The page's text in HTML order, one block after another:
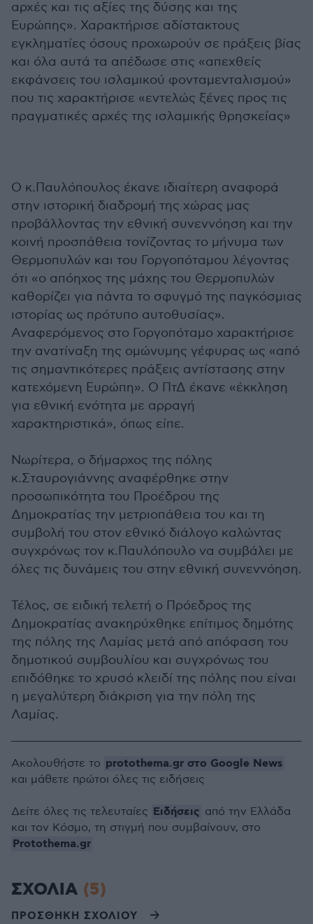
αρχές και τις αξίες της δύσης και της
Ευρώπης». Χαρακτήρισε αδίστακτους
εγκληματίες όσους προχωρούν σε πράξεις βίας
και όλα αυτά τα απέδωσε στις «απεχθείς
εκφάνσεις του ισλαμικού φονταμενταλισμού»
που τις χαρακτήρισε «εντελώς ξένες προς τις
πραγματικές αρχές της ισλαμικής θρησκείας»
Ο κ.Παυλόπουλος έκανε ιδιαίτερη αναφορά
στην ιστορική διαδρομή της χώρας μας
προβάλλοντας την εθνική συνεννόηση και την
κοινή προσπάθεια τονίζοντας το μήνυμα των
Θερμοπυλών και του Γοργοπόταμου λέγοντας
ότι «ο απόηχος της μάχης του Θερμοπυλών
καθορίζει για πάντα το σφυγμό της παγκόσμιας
ιστορίας ως πρότυπο αυτοθυσίας».
Αναφερόμενος στο Γοργοπόταμο χαρακτήρισε
την ανατίναξη της ομώνυμης γέφυρας ως «από
τις σημαντικότερες πράξεις αντίστασης στην
κατεχόμενη Ευρώπη». Ο ΠτΔ έκανε «έκκληση
για εθνική ενότητα με αρραγή
χαρακτηριστικά», όπως είπε.
Νωρίτερα, ο δήμαρχος της πόλης
κ.Σταυρογιάννης αναφέρθηκε στην
προσωπικότητα του Προέδρου της
Δημοκρατίας την μετριοπάθεια του και τη
συμβολή του στον εθνικό διάλογο καλώντας
συγχρόνως τον κ.Παυλόπουλο να συμβάλει με
όλες τις δυνάμεις του στην εθνική συνεννόηση.
Τέλος, σε ειδική τελετή ο Πρόεδρος της
Δημοκρατίας ανακηρύχθηκε επίτιμος δημότης
της πόλης της Λαμίας μετά από απόφαση του
δημοτικού συμβουλίου και συγχρόνως του
επιδόθηκε το χρυσό κλειδί της πόλης που είναι
η μεγαλύτερη διάκριση για την πόλη της
Λαμίας.
Ακολουθήστε το protothema.gr στο Google News
και μάθετε πρώτοι όλες τις ειδήσεις
Δείτε όλες τις τελευταίες Ειδήσεις από την Ελλάδα
και τον Κόσμο, τη στιγμή που συμβαίνουν, στο
Protothema.gr
ΣΧΟΛΙΑ (5)
ΠΡΟΣΘΗΚΗ ΣΧΟΛΙΟΥ